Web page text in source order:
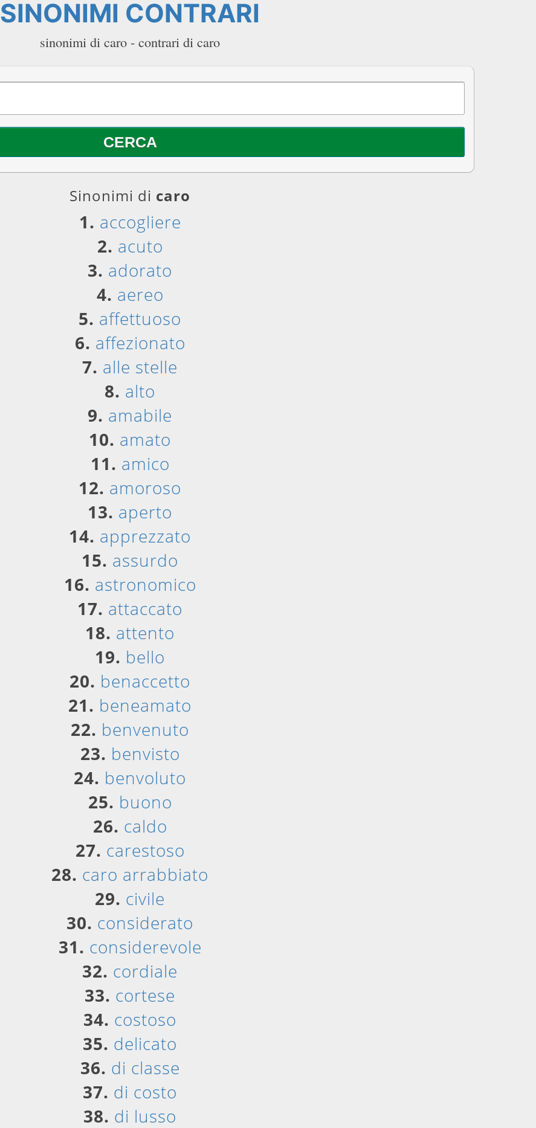
SINONIMI CONTRARI
sinonimi di caro - contrari di caro
Sinonimi di caro
1. accogliere
2. acuto
3. adorato
4. aereo
5. affettuoso
6. affezionato
7. alle stelle
8. alto
9. amabile
10. amato
11. amico
12. amoroso
13. aperto
14. apprezzato
15. assurdo
16. astronomico
17. attaccato
18. attento
19. bello
20. benaccetto
21. beneamato
22. benvenuto
23. benvisto
24. benvoluto
25. buono
26. caldo
27. carestoso
28. caro arrabbiato
29. civile
30. considerato
31. considerevole
32. cordiale
33. cortese
34. costoso
35. delicato
36. di classe
37. di costo
38. di lusso